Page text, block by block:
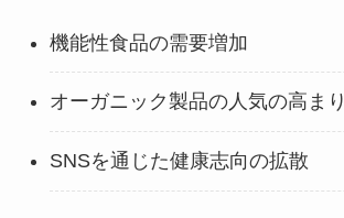
機能性食品の需要増加
オーガニック製品の人気の高まり
SNSを通じた健康志向の拡散